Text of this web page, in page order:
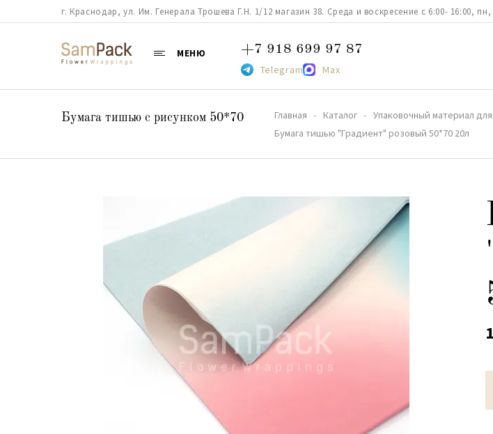
г. Краснодар, ул. Им. Генерала Трошева Г.Н. 1/12 магазин 38. Среда и воскресение с 6:00- 16:00,
МЕНЮ +7 918 699 97 87
Telegram Max
Бумага тишью с рисунком 50*70 Главная Каталог Упаковочный материал
Бумага тишью "Градиент" розовый 50*70 20л